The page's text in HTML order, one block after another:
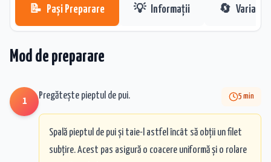
📝 Pași Preparare 💡 Informații 🔄 Variații
Mod de preparare
1
Pregătește pieptul de pui. 5 min
Spală pieptul de pui și taie-l astfel încât să obții un filet
subțire. Acest pas asigură o coacere uniformă și o rolare